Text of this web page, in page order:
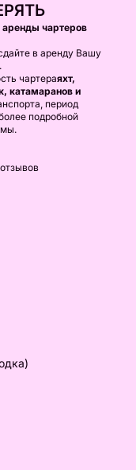
аренды чартеров
в аренду Вашу
чартераяхт,
катамаранов и
период
подробной